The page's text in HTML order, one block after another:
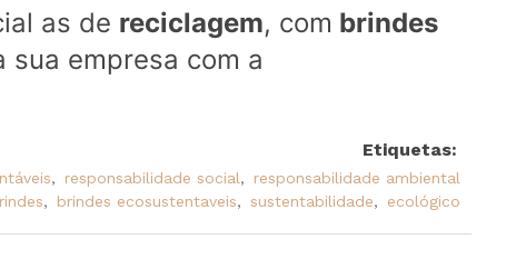
as de reciclagem, com brindes
empresa com a
Etiquetas:
, responsabilidade social,
responsabilidade ambiental
, brindes ecosustentaveis, sustentabilidade, ecológico